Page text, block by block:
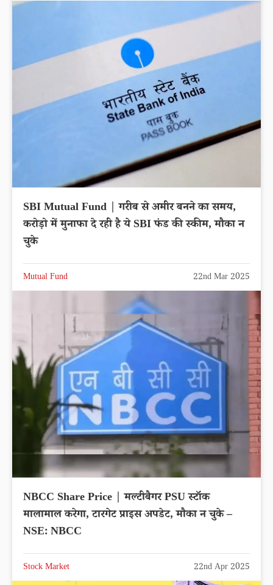
SBI Mutual Fund | गरीब से अमीर बनने का समय,
करोड़ो में मुनाफा दे रही है ये SBI फंड की स्कीम, मौका न
चुके
Mutual Fund 22nd Mar 2025
NBCC Share Price | मल्टीबैगर PSU स्टॉक
मालामाल करेगा, टारगेट प्राइस अपडेट, मौका न चुके –
NSE: NBCC
Stock Market 22nd Apr 2025